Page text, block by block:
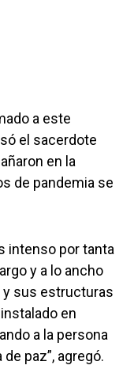
a este
el sacerdote
en la
de pandemia se
intenso por tanta
y a lo ancho
y sus estructuras
en
a la persona
paz”, agregó.